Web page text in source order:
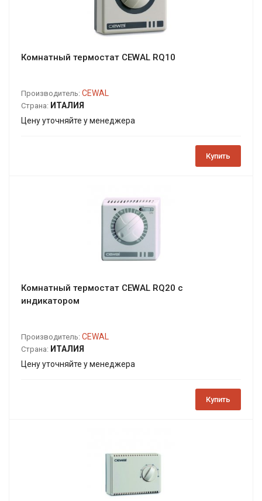
Комнатный термостат CEWAL RQ10
Производитель: CEWAL
Страна: ИТАЛИЯ
Цену уточняйте у менеджера
Купить
Комнатный термостат CEWAL RQ20 с
индикатором
Производитель: CEWAL
Страна: ИТАЛИЯ
Цену уточняйте у менеджера
Купить